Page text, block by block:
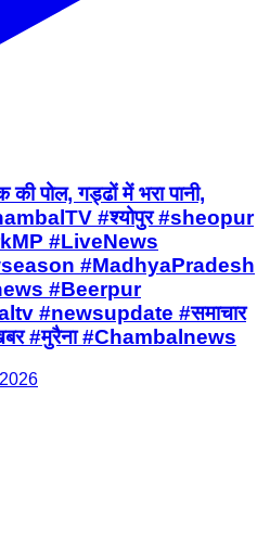
पोल, गड्ढों में भरा पानी,
#श्योपुर #sheopur
#LiveNews
#MadhyaPradesh
#Beerpur
#newsupdate #समाचार
#मुरैना #Chambalnews